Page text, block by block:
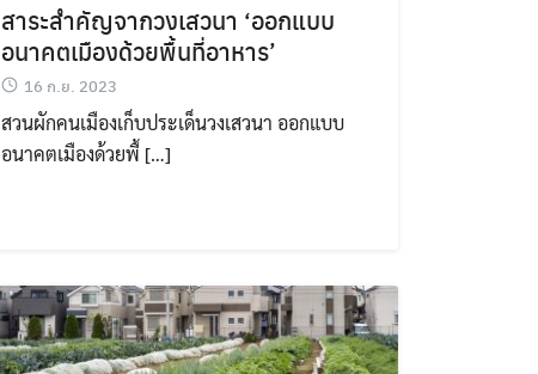
สาระสำคัญจากวงเสวนา ‘ออกแบบ
อนาคตเมืองด้วยพื้นที่อาหาร’
16 ก.ย. 2023
สวนผักคนเมืองเก็บประเด็นวงเสวนา ออกแบบ
อนาคตเมืองด้วยพื้ […]